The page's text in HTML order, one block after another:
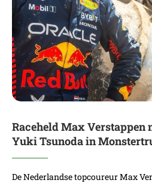
Raceheld Max Verstappen
Yuki Tsunoda in
De Nederlandse topcoureur Max